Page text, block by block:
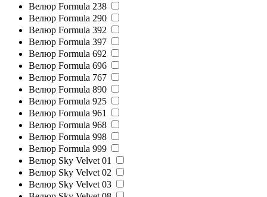
Велюр Formula 238
Велюр Formula 290
Велюр Formula 392
Велюр Formula 397
Велюр Formula 692
Велюр Formula 696
Велюр Formula 767
Велюр Formula 890
Велюр Formula 925
Велюр Formula 961
Велюр Formula 968
Велюр Formula 998
Велюр Formula 999
Велюр Sky Velvet 01
Велюр Sky Velvet 02
Велюр Sky Velvet 03